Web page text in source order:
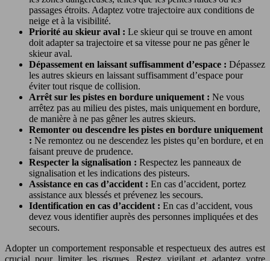
passages étroits. Adaptez votre trajectoire aux conditions de
neige et à la visibilité.
Priorité au skieur aval : Le skieur qui se trouve en amont
doit adapter sa trajectoire et sa vitesse pour ne pas gêner le
skieur aval.
Dépassement en laissant suffisamment d’espace : Dépassez
les autres skieurs en laissant suffisamment d’espace pour
éviter tout risque de collision.
Arrêt sur les pistes en bordure uniquement : Ne vous
arrêtez pas au milieu des pistes, mais uniquement en bordure,
de manière à ne pas gêner les autres skieurs.
Remonter ou descendre les pistes en bordure uniquement
: Ne remontez ou ne descendez les pistes qu’en bordure, et en
faisant preuve de prudence.
Respecter la signalisation : Respectez les panneaux de
signalisation et les indications des pisteurs.
Assistance en cas d’accident : En cas d’accident, portez
assistance aux blessés et prévenez les secours.
Identification en cas d’accident : En cas d’accident, vous
devez vous identifier auprès des personnes impliquées et des
secours.
Adopter un comportement responsable et respectueux des autres est
crucial pour limiter les risques. Restez vigilant et adaptez votre